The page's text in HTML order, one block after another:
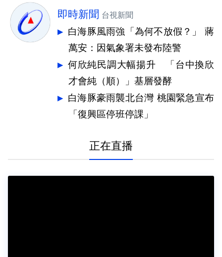
即時新聞 台視新聞
白海豚風雨強「為何不放假？」 蔣
萬安：因氣象署未發布陸警
何欣純民調大幅揚升 「台中換欣
才會純（順）」基層發酵
白海豚豪雨襲北台灣 桃園緊急宣布
「復興區停班停課」
正在直播